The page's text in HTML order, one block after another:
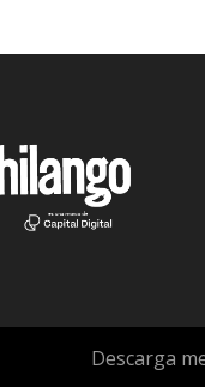
Descarga